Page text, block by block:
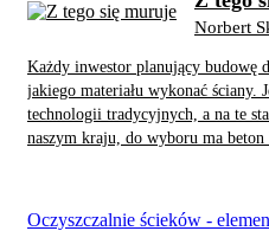
Każdy inwestor planujący budowę
jakiego materiału wykonać ściany.
technologii tradycyjnych, a na te
naszym kraju, do wyboru ma
Norbert
Oczyszczalnie ścieków -